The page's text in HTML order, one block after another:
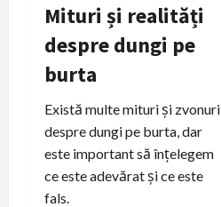
Mituri și realități
despre dungi pe
burta
Există multe mituri și zvonuri
despre dungi pe burta, dar
este important să înțelegem
ce este adevărat și ce este
fals.